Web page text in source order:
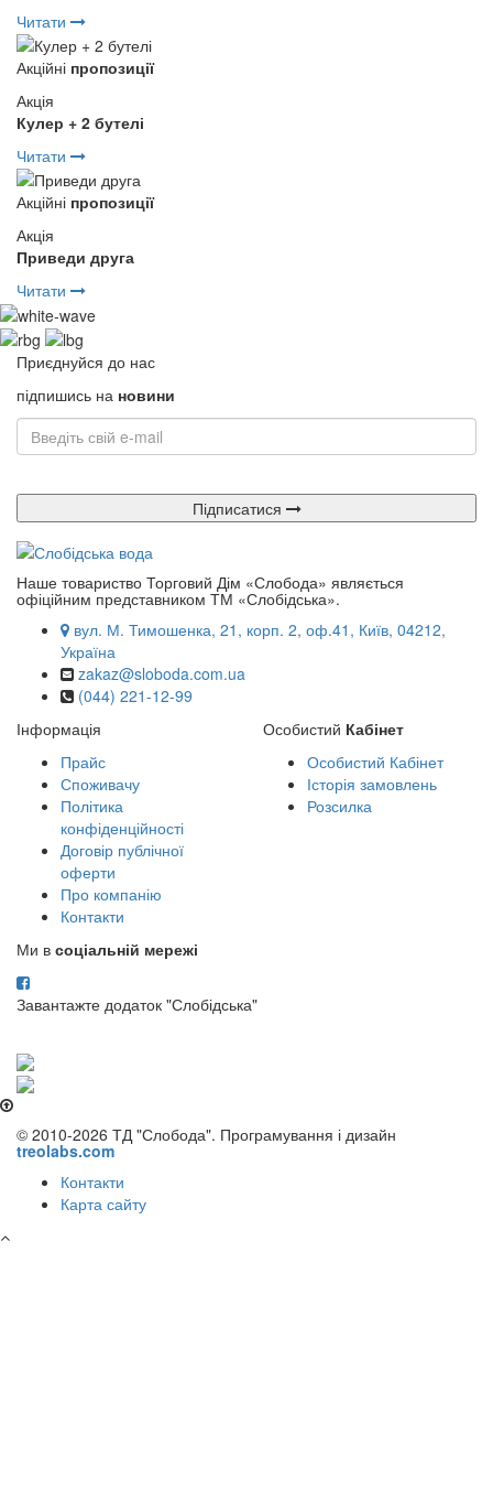
Читати
Акційні пропозиції
Акція
Кулер + 2 бутелі
Читати
Акційні пропозиції
Акція
Приведи друга
Читати
Приєднуйся до нас
підпишись на новини
Підписатися
Наше товариство Торговий Дім «Слобода» являється
офіційним представником ТМ «Слобідська».
вул. М. Тимошенка, 21, корп. 2, оф.41, Київ, 04212,
Україна
zakaz@sloboda.com.ua
(044) 221-12-99
Інформація
Прайс
Споживачу
Політика
конфіденційності
Договір публічної
оферти
Про компанію
Контакти
Особистий Кабінет
Особистий Кабінет
Історія замовлень
Розсилка
Ми в соціальній мережі
Завантажте додаток "Слобідська"
© 2010-2026 ТД "Слобода". Програмування і дизайн
treolabs.com
Контакти
Карта сайту